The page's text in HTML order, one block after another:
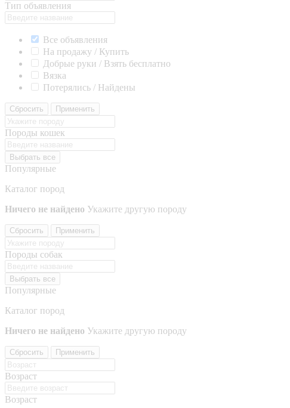
Тип объявления
Все объявления
На продажу / Купить
Добрые руки / Взять бесплатно
Вязка
Потерялись / Найдены
Сбросить Применить
Породы кошек
Выбрать все
Популярные
Каталог пород
Ничего не найдено Укажите другую породу
Сбросить Применить
Породы собак
Выбрать все
Популярные
Каталог пород
Ничего не найдено Укажите другую породу
Сбросить Применить
Возраст
Возраст